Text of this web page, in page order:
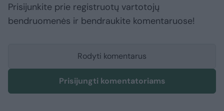
Prisijunkite prie registruotų vartotojų
bendruomenės ir bendraukite komentaruose!
Rodyti komentarus
Prisijungti komentatoriams